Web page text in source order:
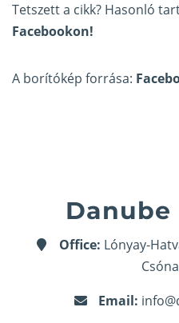
Tetszett a cikk? Hasonló
Facebookon!
A borítókép forrása:
Office: Lónyay-
Email: